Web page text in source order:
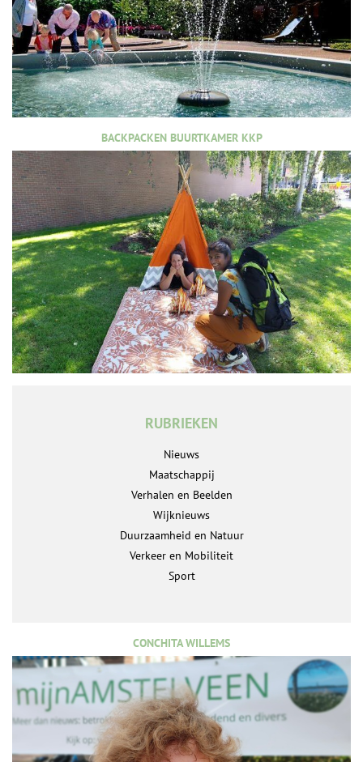
BACKPACKEN BUURTKAMER KKP
RUBRIEKEN
Nieuws
Maatschappij
Verhalen en Beelden
Wijknieuws
Duurzaamheid en Natuur
Verkeer en Mobiliteit
Sport
CONCHITA WILLEMS